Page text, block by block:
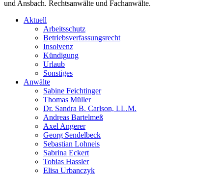
und Ansbach. Rechtsanwälte und Fachanwälte.
Aktuell
Arbeitsschutz
Betriebsverfassungsrecht
Insolvenz
Kündigung
Urlaub
Sonstiges
Anwälte
Sabine Feichtinger
Thomas Müller
Dr. Sandra B. Carlson, LL.M.
Andreas Bartelmeß
Axel Angerer
Georg Sendelbeck
Sebastian Lohneis
Sabrina Eckert
Tobias Hassler
Elisa Urbanczyk